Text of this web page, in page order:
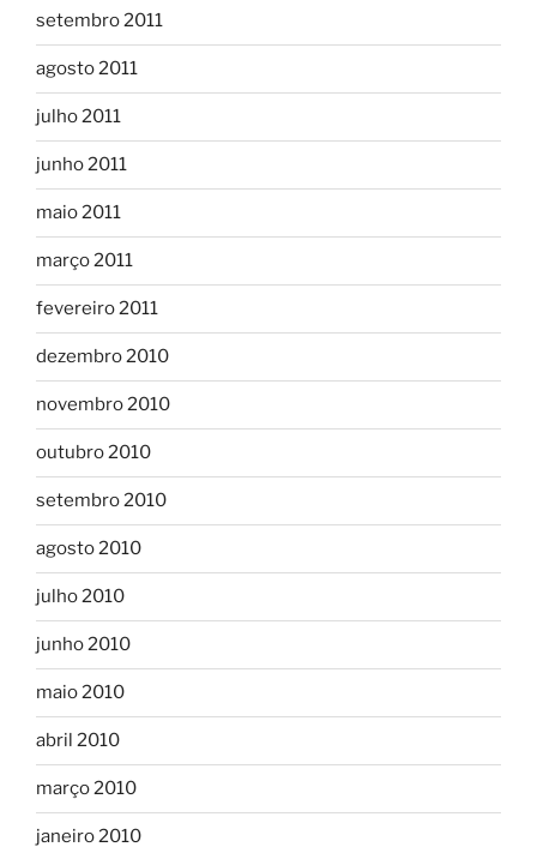
setembro 2011
agosto 2011
julho 2011
junho 2011
maio 2011
março 2011
fevereiro 2011
dezembro 2010
novembro 2010
outubro 2010
setembro 2010
agosto 2010
julho 2010
junho 2010
maio 2010
abril 2010
março 2010
janeiro 2010